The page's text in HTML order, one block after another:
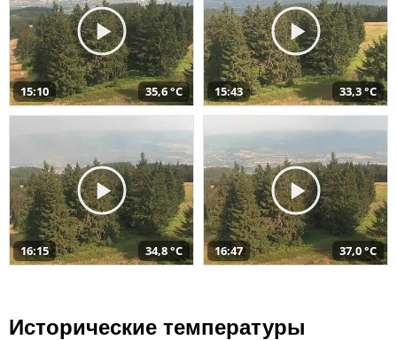
15:10 35,6 °C 15:43 33,3 °C
16:15 34,8 °C 16:47 37,0 °C
Исторические температуры